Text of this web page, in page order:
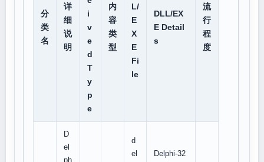
分
类
名
详
细
说
明
i
v
e
d
T
y
p
e
内
容
类
型
L/
E
X
E
Fi
le
DLL/EX
E Detail
s
流
行
程
度
D
el
ph
d
el
Delphi-32